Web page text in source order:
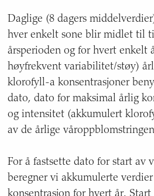
Daglige (8 dagers
hver enkelt sone blir midlet til
årsperioden og for hvert enkelt
høyfrekvent variabilitet/støy)
klorofyll-a konsentrasjoner
dato, dato for maksimal årlig
og intensitet (akkumulert
av de årlige
For å fastsette dato for start av
beregner vi akkumulerte